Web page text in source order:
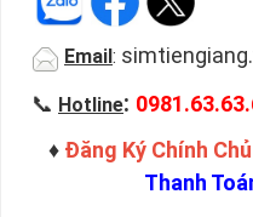
Email :
📞 Hotline:
♦ Đăng Ký Chính Chủ
Thanh